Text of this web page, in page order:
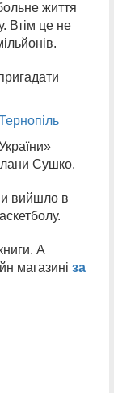
життя
Втім це не
Сушко.
вийшло в
А
магазині за